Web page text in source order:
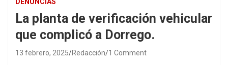
La planta de verificación vehicular
que complicó a Dorrego.
13 febrero, 2025 Redacción 1 Comment